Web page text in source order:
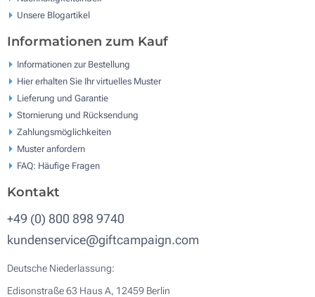
Unsere Blogartikel
Informationen zum Kauf
Informationen zur Bestellung
Hier erhalten Sie Ihr virtuelles Muster
Lieferung und Garantie
Stornierung und Rücksendung
Zahlungsmöglichkeiten
Muster anfordern
FAQ: Häufige Fragen
Kontakt
+49 (0) 800 898 9740
kundenservice@giftcampaign.com
Deutsche Niederlassung:
Edisonstraße 63 Haus A, 12459 Berlin